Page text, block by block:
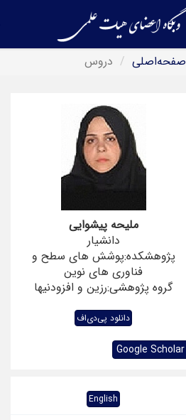
صفحه‌اصلی دروس
ملیحه پیشوایی
دانشیار
پژوهشکده:پوشش های سطح و
فناوری های نوین
گروه پژوهشی:رزین و افزودنیها
دانلود پی‌دی‌اف
Google Scholar
English